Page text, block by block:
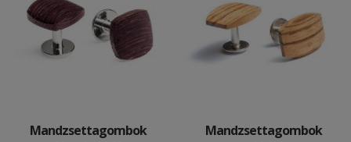
Mandzsettagombok
Mandzsettagombok